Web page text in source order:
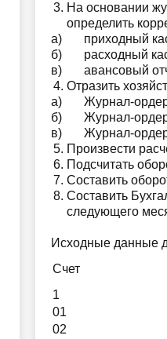
На основании
определить
а) приходный
б) расходный
в) авансовый
Отразить
а) Журнал-ордер
б) Журнал-ордер
в) Журнал-ордер
Произвести
Подсчитать
Составить
Составить
следующего
Исходные данные
Счет
1
01
02